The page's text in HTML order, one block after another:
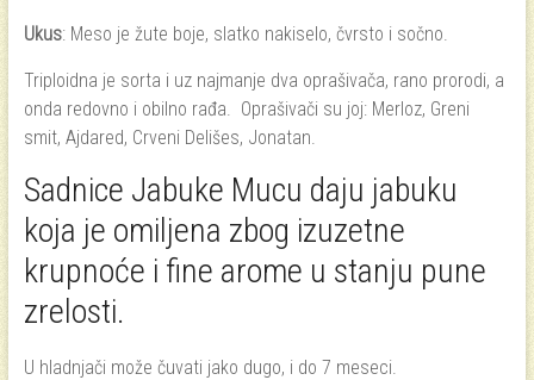
Ukus: Meso je žute boje, slatko nakiselo, čvrsto i sočno.
Triploidna je sorta i uz najmanje dva oprašivača, rano prorodi, a
onda redovno i obilno rađa. Oprašivači su joj: Merloz, Greni
smit, Ajdared, Crveni Delišes, Jonatan.
Sadnice Jabuke Mucu daju jabuku
koja je omiljena zbog izuzetne
krupnoće i fine arome u stanju pune
zrelosti.
U hladnjači može čuvati jako dugo, i do 7 meseci.